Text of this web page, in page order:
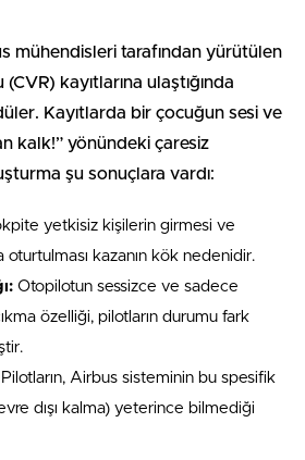
mühendisleri tarafından yürütülen
kayıtlarına ulaştığında
Kayıtlarda bir çocuğun sesi ve
kalk!” yönündeki çaresiz
şu sonuçlara vardı:
yetkisiz kişilerin girmesi ve
kazanın kök nedenidir.
Otopilotun sessizce ve sadece
özelliği, pilotların durumu fark
Pilotların, Airbus sisteminin bu spesifik
dışı kalma) yeterince bilmediği